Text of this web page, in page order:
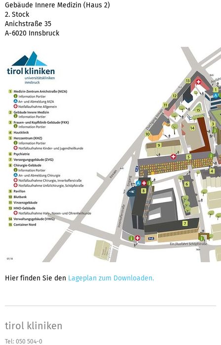
Gebäude Innere Medizin (Haus 2)
2. Stock
Anichstraße 35
A-6020 Innsbruck
Hier finden Sie den Lageplan zum Downloaden.
tirol kliniken
Tel: 050 504-0